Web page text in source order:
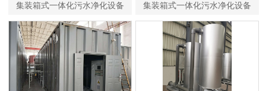
集装箱式一体化污水净化设备 集装箱式一体化污水净化设备